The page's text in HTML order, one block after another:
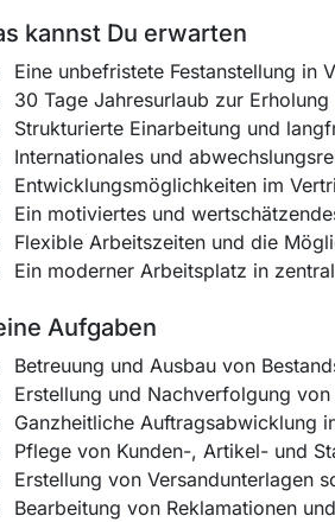
kannst Du erwarten
Eine unbefristete Festanstellung
30 Tage Jahresurlaub zur Erholung
Strukturierte Einarbeitung und
Internationales und
Entwicklungsmöglichkeiten im
Ein motiviertes und
Flexible Arbeitszeiten und die
Ein moderner Arbeitsplatz in
Aufgaben
Betreuung und Ausbau von
Erstellung und Nachverfolgung
Ganzheitliche Auftragsabwicklung
Pflege von Kunden-, Artikel- und
Erstellung von Versandunterlagen
Bearbeitung von Reklamationen